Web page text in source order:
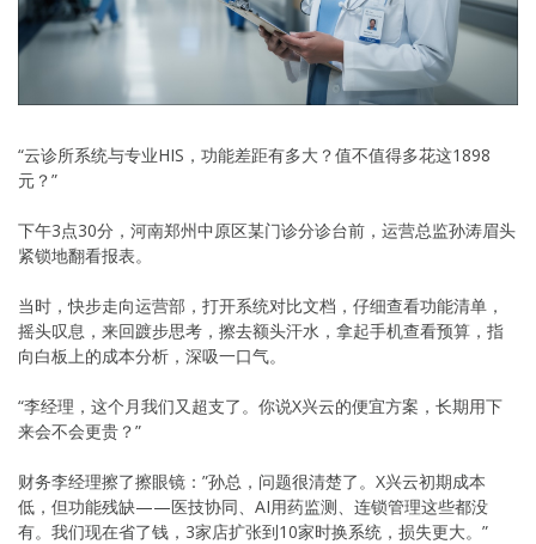
“云诊所系统与专业HIS，功能差距有多大？值不值得多花这1898
元？”
下午3点30分，河南郑州中原区某门诊分诊台前，运营总监孙涛眉头
紧锁地翻看报表。
当时，快步走向运营部，打开系统对比文档，仔细查看功能清单，
摇头叹息，来回踱步思考，擦去额头汗水，拿起手机查看预算，指
向白板上的成本分析，深吸一口气。
“李经理，这个月我们又超支了。你说X兴云的便宜方案，长期用下
来会不会更贵？”
财务李经理擦了擦眼镜：”孙总，问题很清楚了。X兴云初期成本
低，但功能残缺——医技协同、AI用药监测、连锁管理这些都没
有。我们现在省了钱，3家店扩张到10家时换系统，损失更大。”